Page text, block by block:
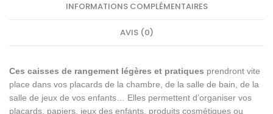
INFORMATIONS COMPLÉMENTAIRES
AVIS (0)
Ces caisses de rangement légères et pratiques prendront vite
place dans vos placards de la chambre, de la salle de bain, de la
salle de jeux de vos enfants… Elles permettent d’organiser vos
placards, papiers, jeux des enfants, produits cosmétiques ou